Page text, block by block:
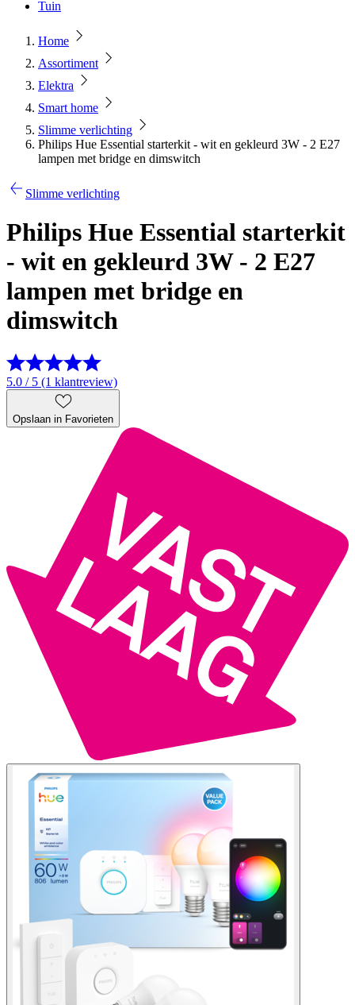
Tuin
Home
Assortiment
Elektra
Smart home
Slimme verlichting
Philips Hue Essential starterkit - wit en gekleurd 3W - 2 E27
lampen met bridge en dimswitch
Slimme verlichting
Philips Hue Essential starterkit
- wit en gekleurd 3W - 2 E27
lampen met bridge en
dimswitch
5.0 / 5 (1 klantreview)
Opslaan in Favorieten